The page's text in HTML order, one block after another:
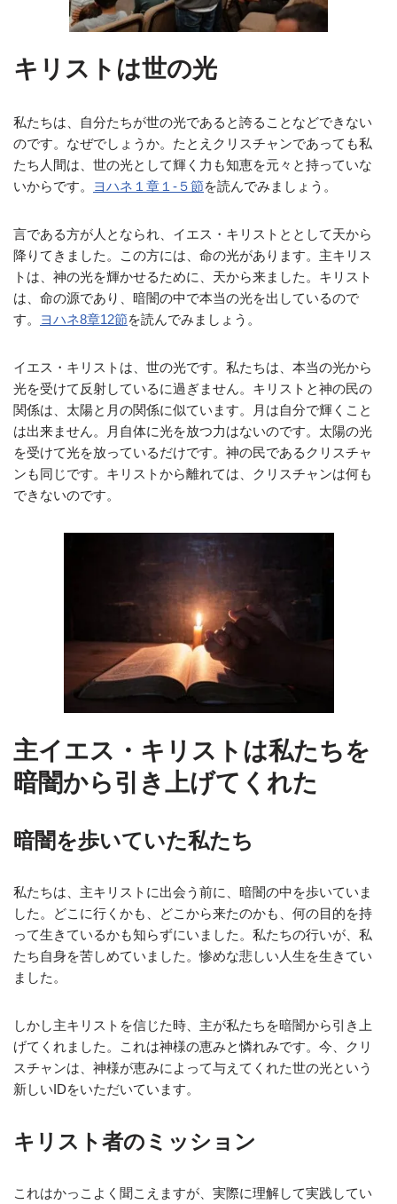
キリストは世の光
私たちは、自分たちが世の光であると誇ることなどできない
のです。なぜでしょうか。たとえクリスチャンであっても私
たち人間は、世の光として輝く力も知恵を元々と持っていな
いからです。
ヨハネ１章１‐５節を読んでみましょう。
言である方が人となられ、イエス・キリストととして天から
降りてきました。この方には、命の光があります。主キリス
トは、神の光を輝かせるために、天から来ました。キリスト
は、命の源であり、暗闇の中で本当の光を出しているので
す。
ヨハネ8章12節を読んでみましょう。
イエス・キリストは、世の光です。私たちは、本当の光から
光を受けて反射しているに過ぎません。キリストと神の民の
関係は、太陽と月の関係に似ています。月は自分で輝くこと
は出来ません。月自体に光を放つ力はないのです。太陽の光
を受けて光を放っているだけです。神の民であるクリスチャ
ンも同じです。キリストから離れては、クリスチャンは何も
できないのです。
主イエス・キリストは私たちを
暗闇から引き上げてくれた
暗闇を歩いていた私たち
私たちは、主キリストに出会う前に、暗闇の中を歩いていま
した。どこに行くかも、どこから来たのかも、何の目的を持
って生きているかも知らずにいました。私たちの行いが、私
たち自身を苦しめていました。惨めな悲しい人生を生きてい
ました。
しかし主キリストを信じた時、主が私たちを暗闇から引き上
げてくれました。これは神様の恵みと憐れみです。今、クリ
スチャンは、神様が恵みによって与えてくれた世の光という
新しいIDをいただいています。
キリスト者のミッション
これはかっこよく聞こえますが、実際に理解して実践してい